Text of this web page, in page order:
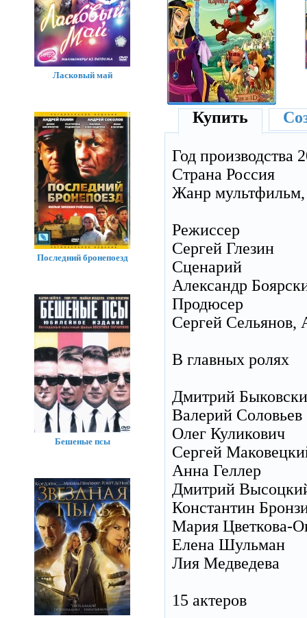
Купить
Год производства
Страна Россия
Жанр мультфильм,
Режиссер
Сергей Глезин
Сценарий
Александр
Продюсер
Сергей Сельянов,
В главных ролях
Дмитрий
Валерий Соловьев
Олег Куликович
Сергей
Анна Геллер
Дмитрий
Константин
Мария Цветкова-
Елена Шульман
Лия Медведева
15 актеров
Ласковый май
Последний бронепоезд
Бешеные псы